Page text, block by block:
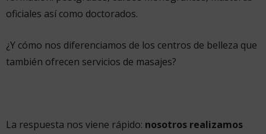
oficiales así como doctorados.
¿Y cómo nos diferenciamos de los centros de belleza que
también ofrecen servicios de masajes?
La respuesta nos viene rápido: nosotros realizamos